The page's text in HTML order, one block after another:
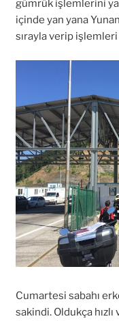
gümrük işlemlerini
içinde yan yana
sırayla verip
Cumartesi sabahı
sakindi. Oldukça